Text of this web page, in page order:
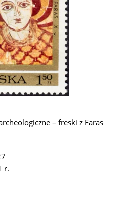
– freski z Faras
r.